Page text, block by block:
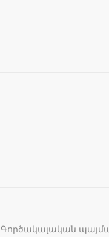
Գործակալական